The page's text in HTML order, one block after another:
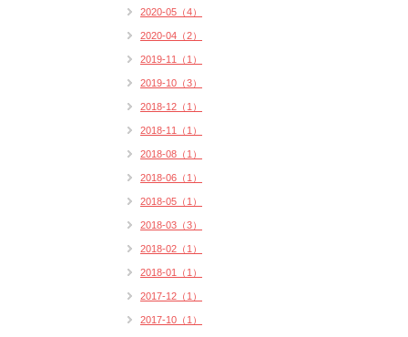
2020-05（4）
2020-04（2）
2019-11（1）
2019-10（3）
2018-12（1）
2018-11（1）
2018-08（1）
2018-06（1）
2018-05（1）
2018-03（3）
2018-02（1）
2018-01（1）
2017-12（1）
2017-10（1）